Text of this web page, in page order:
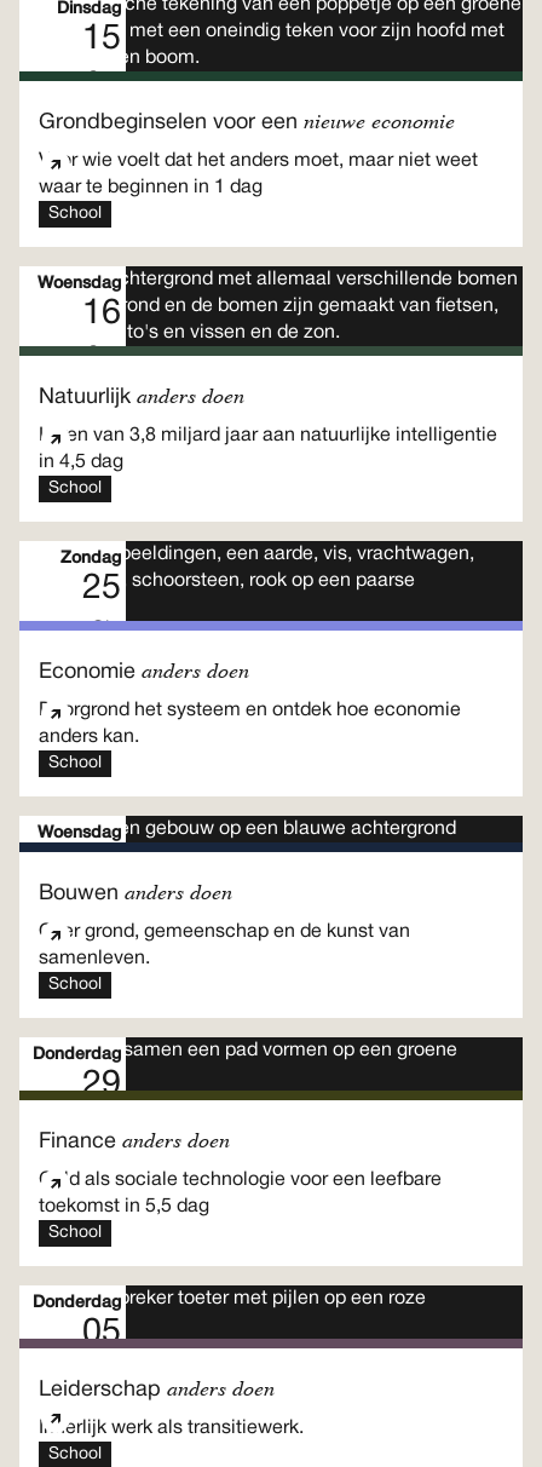
Dinsdag
15
Sep
Grondbeginselen voor een nieuwe economie
Voor wie voelt dat het anders moet, maar niet weet
waar te beginnen in 1 dag
School
Woensdag
16
Sep
Natuurlijk anders doen
Leren van 3,8 miljard jaar aan natuurlijke intelligentie
in 4,5 dag
School
Zondag
25
Okt
Economie anders doen
Doorgrond het systeem en ontdek hoe economie
anders kan.
School
Woensdag
Okt
Bouwen anders doen
Over grond, gemeenschap en de kunst van
samenleven.
School
Donderdag
29
Finance anders doen
Geld als sociale technologie voor een leefbare
toekomst in 5,5 dag
School
Donderdag
05
Leiderschap anders doen
Innerlijk werk als transitiewerk.
School